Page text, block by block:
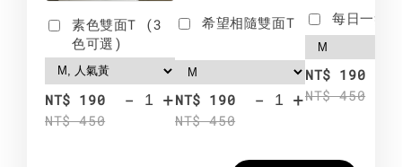
素色雙面T (3
色可選)
NT$ 190
NT$ 450
- +
希望相隨雙面T
NT$ 190
NT$ 450
- +
每日一笑
NT$ 190
NT$ 450